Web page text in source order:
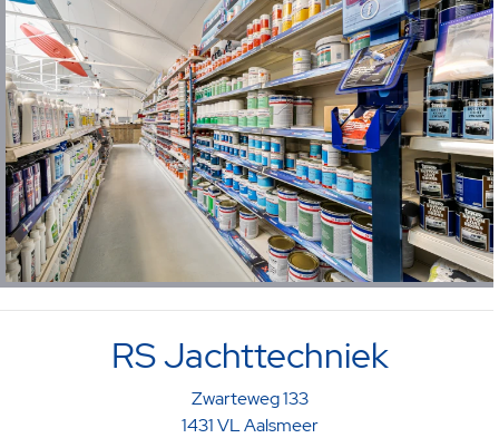
RS Jachttechniek
Zwarteweg 133
1431 VL Aalsmeer